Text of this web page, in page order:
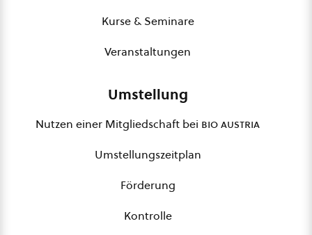
Kurse & Seminare
Veranstaltungen
Umstellung
Nutzen einer Mitgliedschaft bei bio austria
Umstellungszeitplan
Förderung
Kontrolle